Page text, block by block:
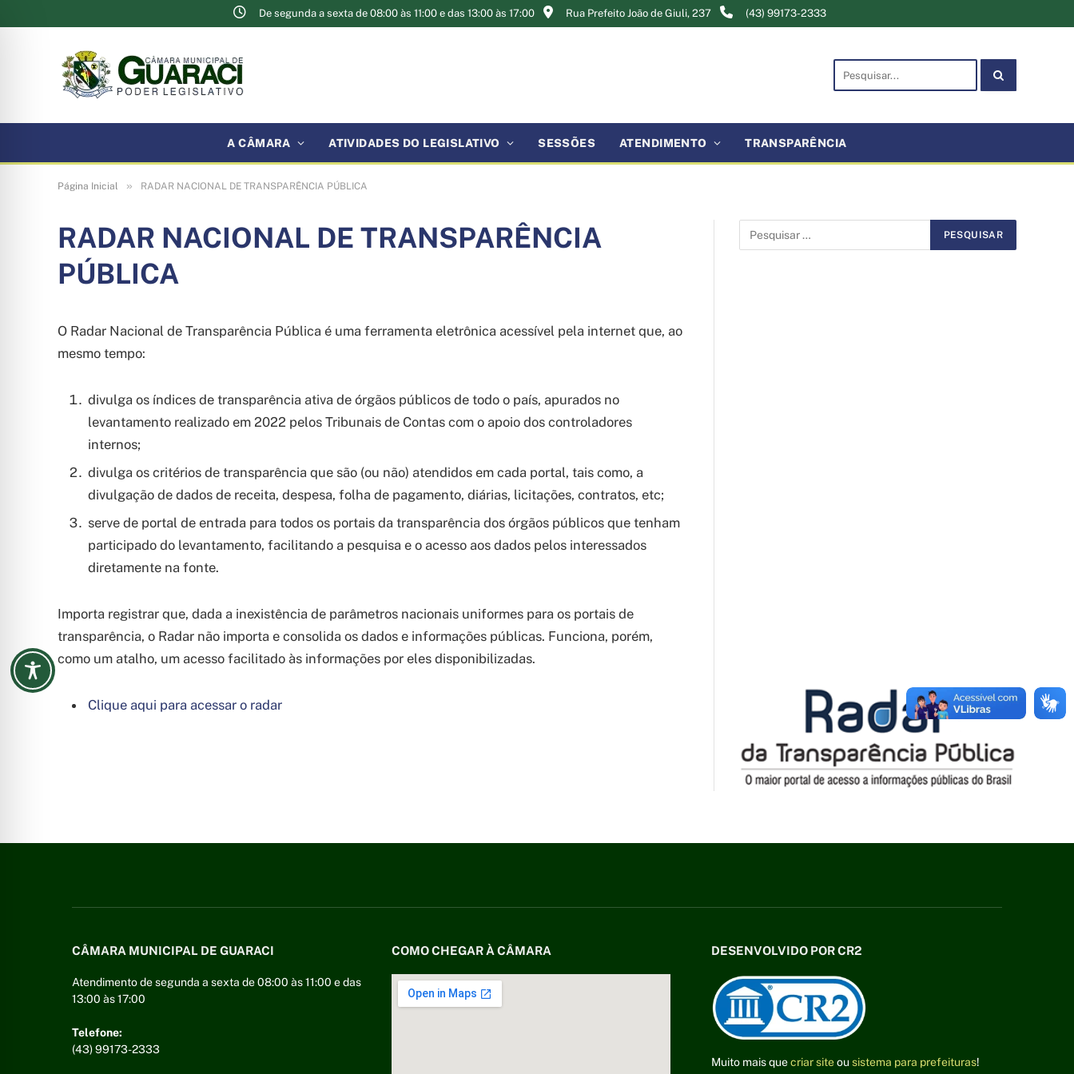
De segunda a sexta de 08:00 às 11:00 e das 13:00 às 17:00 Rua Prefeito João de Giuli, 237 (43) 99173-2333
A CÂMARA ATIVIDADES DO LEGISLATIVO SESSÕES ATENDIMENTO TRANSPARÊNCIA
Página Inicial » RADAR NACIONAL DE TRANSPARÊNCIA PÚBLICA
RADAR NACIONAL DE TRANSPARÊNCIA
PÚBLICA
O Radar Nacional de Transparência Pública é uma ferramenta eletrônica acessível pela internet que, ao
mesmo tempo:
divulga os índices de transparência ativa de órgãos públicos de todo o país, apurados no
levantamento realizado em 2022 pelos Tribunais de Contas com o apoio dos controladores
internos;
divulga os critérios de transparência que são (ou não) atendidos em cada portal, tais como, a
divulgação de dados de receita, despesa, folha de pagamento, diárias, licitações, contratos, etc;
serve de portal de entrada para todos os portais da transparência dos órgãos públicos que tenham
participado do levantamento, facilitando a pesquisa e o acesso aos dados pelos interessados
diretamente na fonte.
Importa registrar que, dada a inexistência de parâmetros nacionais uniformes para os portais de
transparência, o Radar não importa e consolida os dados e informações públicas. Funciona, porém,
como um atalho, um acesso facilitado às informações por eles disponibilizadas.
Clique aqui para acessar o radar
CÂMARA MUNICIPAL DE GUARACI
Atendimento de segunda a sexta de 08:00 às 11:00 e das
13:00 às 17:00
Telefone:
(43) 99173-2333
COMO CHEGAR À CÂMARA DESENVOLVIDO POR CR2
Muito mais quecriar siteou sistema para prefeituras!